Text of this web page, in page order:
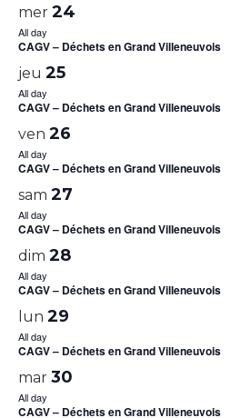
mer 24
All day
CAGV – Déchets en Grand Villeneuvois
jeu 25
All day
CAGV – Déchets en Grand Villeneuvois
ven 26
All day
CAGV – Déchets en Grand Villeneuvois
sam 27
All day
CAGV – Déchets en Grand Villeneuvois
dim 28
All day
CAGV – Déchets en Grand Villeneuvois
lun 29
All day
CAGV – Déchets en Grand Villeneuvois
mar 30
All day
CAGV – Déchets en Grand Villeneuvois